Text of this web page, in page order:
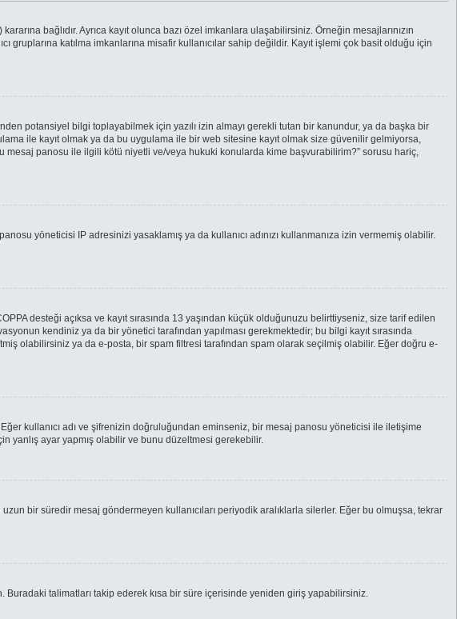
bağlıdır. Ayrıca kayıt olunca bazı özel imkanlara ulaşabilirsiniz. Örneğin mesajlarınızın
gruplarına katılma imkanlarına misafir kullanıcılar sahip değildir. Kayıt işlemi çok basit olduğu için
potansiyel bilgi toplayabilmek için yazılı izin almayı gerekli tutan bir kanundur, ya da başka bir
ile kayıt olmak ya da bu uygulama ile bir web sitesine kayıt olmak size güvenilir gelmiyorsa,
panosu ile ilgili kötü niyetli ve/veya hukuki konularda kime başvurabilirim?” sorusu hariç,
yöneticisi IP adresinizi yasaklamış ya da kullanıcı adınızı kullanmanıza izin vermemiş olabilir.
desteği açıksa ve kayıt sırasında 13 yaşından küçük olduğunuzu belirttiyseniz, size tarif edilen
kendiniz ya da bir yönetici tarafından yapılması gerekmektedir; bu bilgi kayıt sırasında
olabilirsiniz ya da e-posta, bir spam filtresi tarafından spam olarak seçilmiş olabilir. Eğer doğru e-
kullanıcı adı ve şifrenizin doğruluğundan eminseniz, bir mesaj panosu yöneticisi ile iletişime
yanlış ayar yapmış olabilir ve bunu düzeltmesi gerekebilir.
bir süredir mesaj göndermeyen kullanıcıları periyodik aralıklarla silerler. Eğer bu olmuşsa, tekrar
Buradaki talimatları takip ederek kısa bir süre içerisinde yeniden giriş yapabilirsiniz.